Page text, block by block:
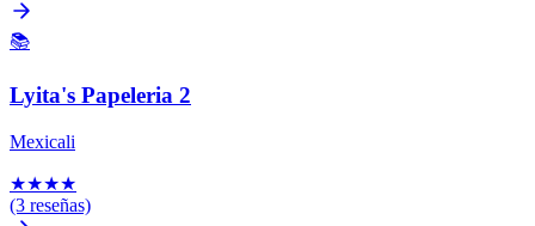
📚
Lyita's Papeleria 2
Mexicali
★★★★
(3 reseñas)